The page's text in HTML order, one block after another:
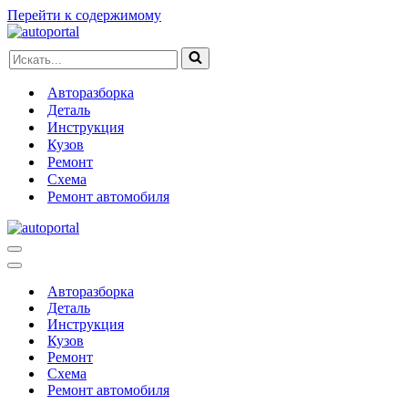
Перейти к содержимому
Искать...
Авторазборка
Деталь
Инструкция
Кузов
Ремонт
Схема
Ремонт автомобиля
Меню
навигации
Меню
навигацииАвторазборка
Деталь
Инструкция
Кузов
Ремонт
Схема
Ремонт автомобиля